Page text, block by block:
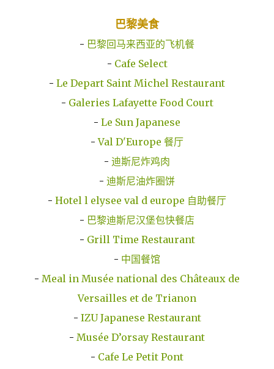
巴黎美食
- 巴黎回马来西亚的飞机餐
- Cafe Select
- Le Depart Saint Michel Restaurant
- Galeries Lafayette Food Court
- Le Sun Japanese
-Val D'Europe 餐厅
- 迪斯尼炸鸡肉
- 迪斯尼油炸圈饼
- Hotel l elysee val d europe 自助餐厅
- 巴黎迪斯尼汉堡包快餐店
- Grill Time Restaurant
- 中国餐馆
- Meal in Musée national des Châteaux de
Versailles et de Trianon
- IZU Japanese Restaurant
- Musée D’orsay Restaurant
- Cafe Le Petit Pont